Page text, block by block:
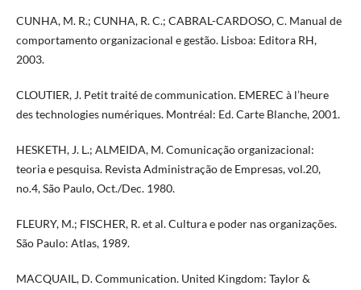
CUNHA, M. R.; CUNHA, R. C.; CABRAL-CARDOSO, C. Manual de
comportamento organizacional e gestão. Lisboa: Editora RH,
2003.
CLOUTIER, J. Petit traité de communication. EMEREC à l’heure
des technologies numériques. Montréal: Ed. Carte Blanche, 2001.
HESKETH, J. L.; ALMEIDA, M. Comunicação organizacional:
teoria e pesquisa. Revista Administração de Empresas, vol.20,
no.4, São Paulo, Oct./Dec. 1980.
FLEURY, M.; FISCHER, R. et al. Cultura e poder nas organizações.
São Paulo: Atlas, 1989.
MACQUAIL, D. Communication. United Kingdom: Taylor &